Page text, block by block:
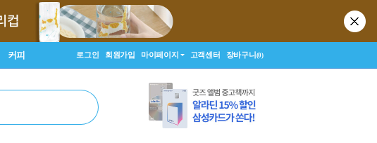
커피 로그인 회원가입 마이페이지 고객센터 장바구니(0)